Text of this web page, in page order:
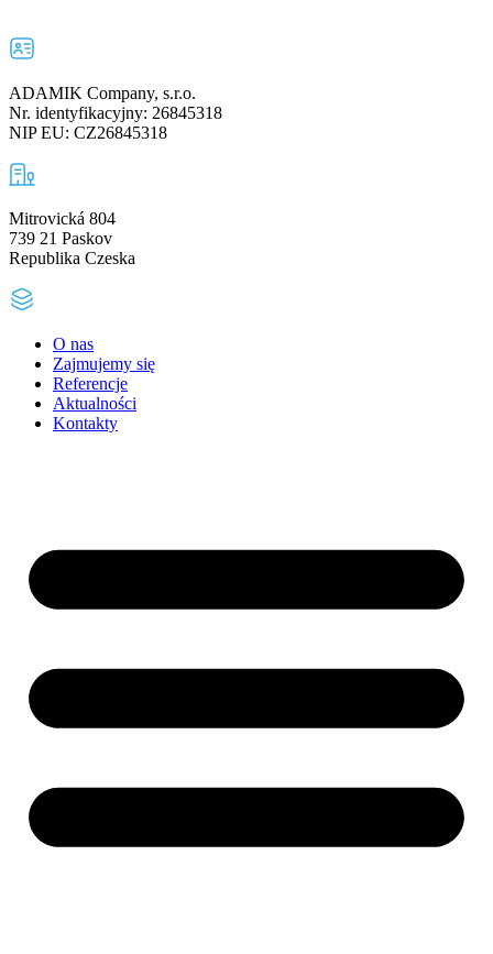
ADAMIK Company, s.r.o.
Nr. identyfikacyjny: 26845318
NIP EU: CZ26845318
Mitrovická 804
739 21 Paskov
Republika Czeska
O nas
Zajmujemy się
Referencje
Aktualności
Kontakty